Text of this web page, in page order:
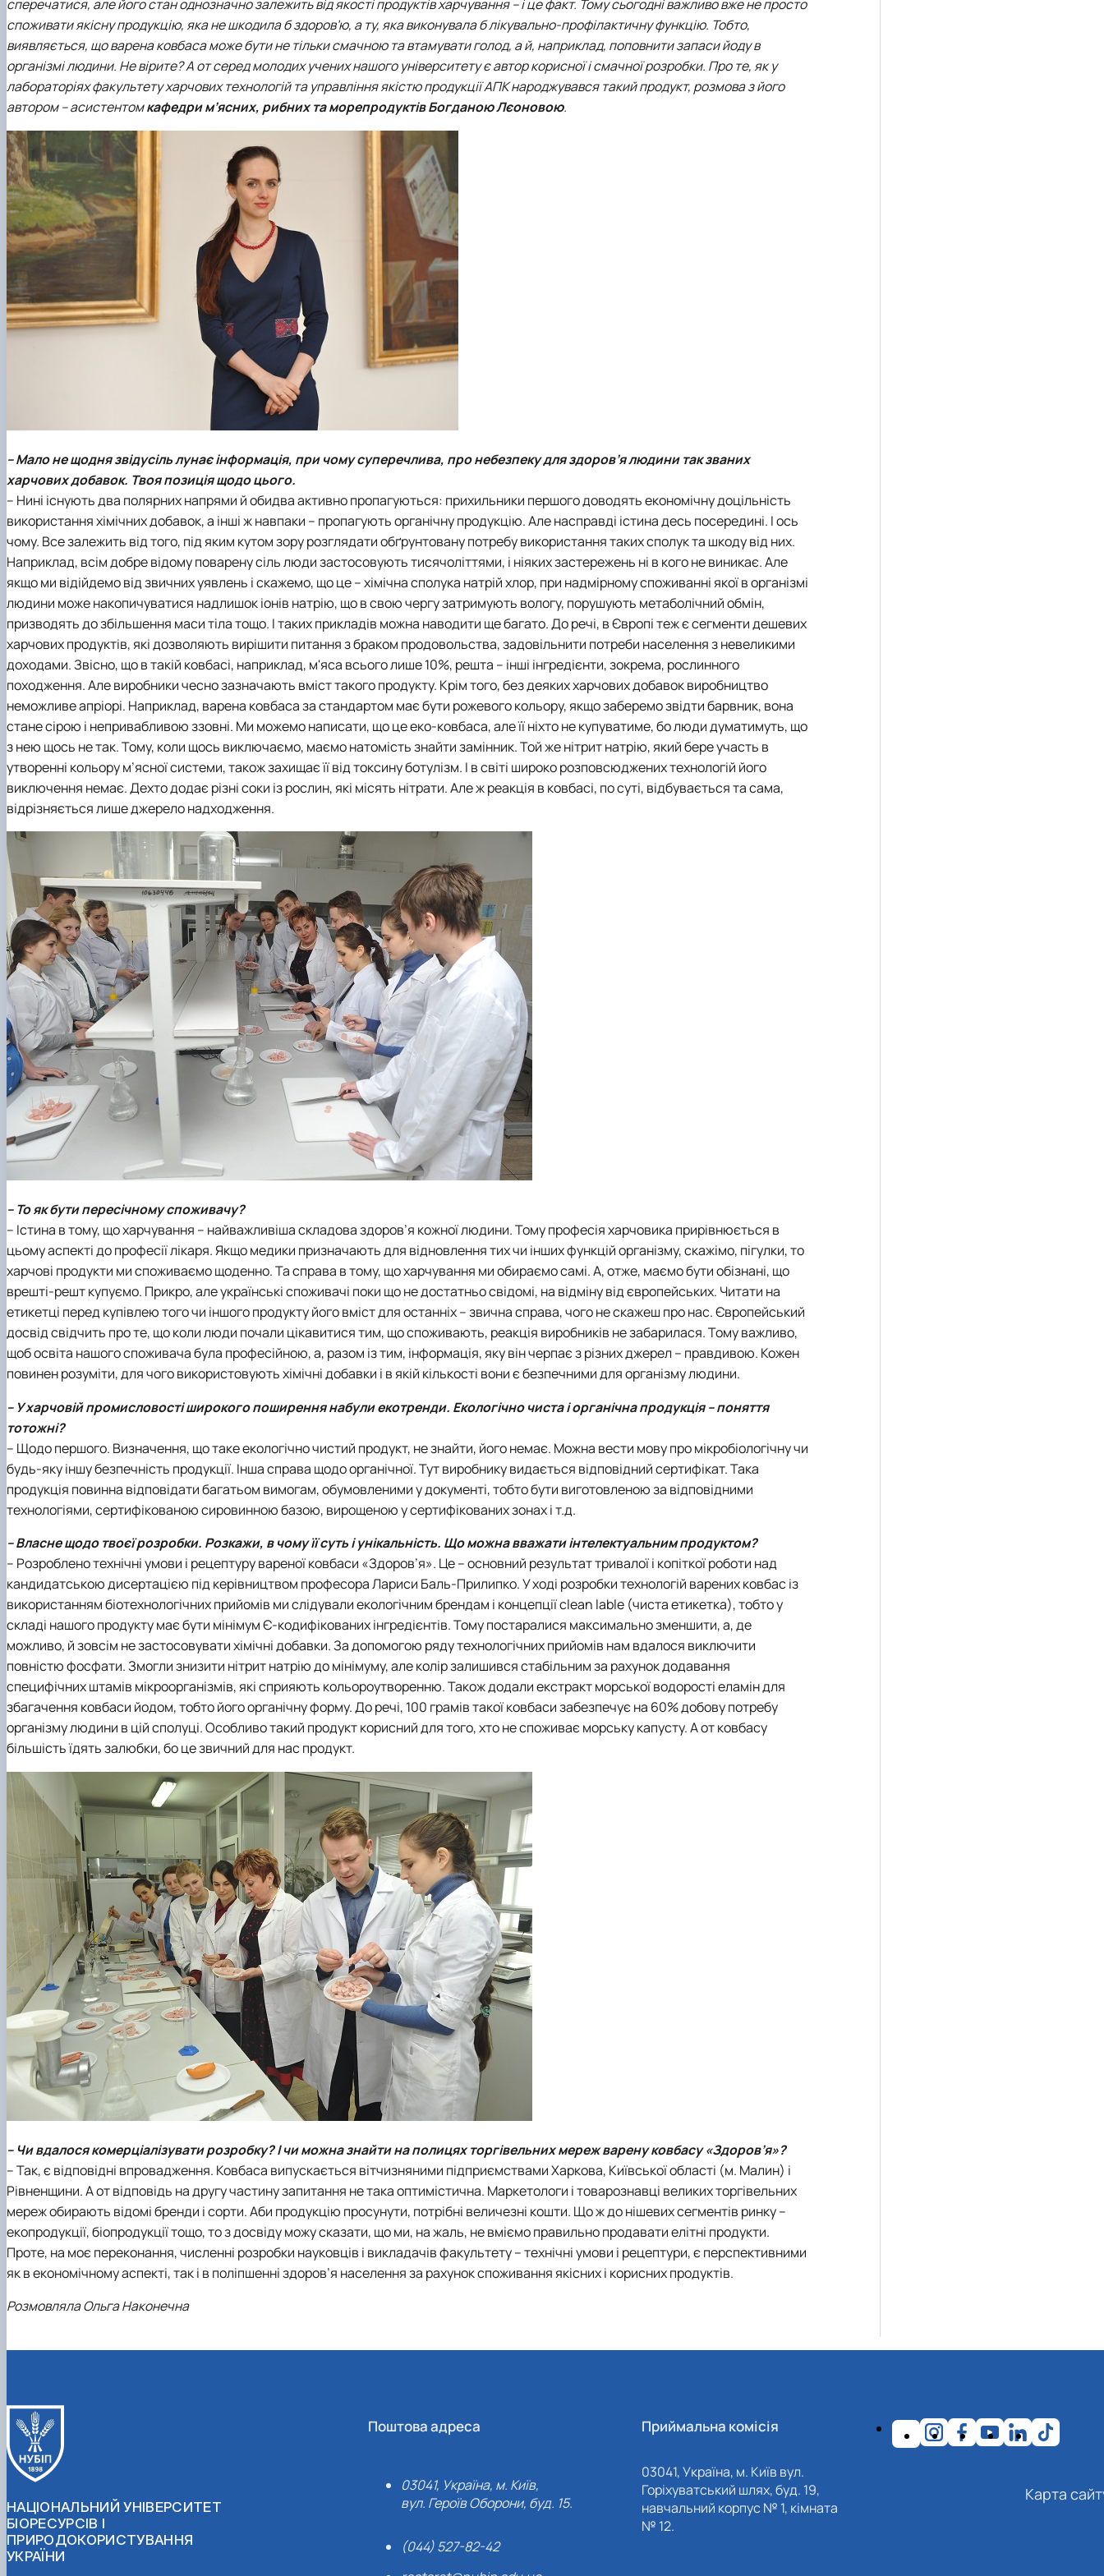
сперечатися, але його стан однозначно залежить від якості продуктів харчування – і це факт. Тому сьогодні важливо вже не просто
споживати якісну продукцію, яка не шкодила б здоров’ю, а ту, яка виконувала б лікувально-профілактичну функцію. Тобто,
виявляється, що варена ковбаса може бути не тільки смачною та втамувати голод, а й, наприклад, поповнити запаси йоду в
організмі людини. Не вірите? А от серед молодих учених нашого університету є автор корисної і смачної розробки. Про те, як у
лабораторіях факультету харчових технологій та управління якістю продукції АПК народжувався такий продукт, розмова з його
автором – асистентомкафедри м’ясних, рибних та морепродуктівБогданою Лєоновою.
– Мало не щодня звідусіль лунає інформація, при чому суперечлива, про небезпеку для здоров’я людини так званих
харчових добавок. Твоя позиція щодо цього.
– Нині існують два полярних напрями й обидва активно пропагуються: прихильники першого доводять економічну доцільність
використання хімічних добавок, а інші ж навпаки – пропагують органічну продукцію. Але насправді істина десь посередині. І ось
чому. Все залежить від того, під яким кутом зору розглядати обґрунтовану потребу використання таких сполук та шкоду від них.
Наприклад, всім добре відому поварену сіль люди застосовують тисячоліттями, і ніяких застережень ні в кого не виникає. Але
якщо ми відійдемо від звичних уявлень і скажемо, що це – хімічна сполука натрій хлор, при надмірному споживанні якої в організмі
людини може накопичуватися надлишок іонів натрію, що в свою чергу затримують вологу, порушують метаболічний обмін,
призводять до збільшення маси тіла тощо. І таких прикладів можна наводити ще багато. До речі, в Європі теж є сегменти дешевих
харчових продуктів, які дозволяють вирішити питання з браком продовольства, задовільнити потреби населення з невеликими
доходами. Звісно, що в такій ковбасі, наприклад, м'яса всього лише 10%, решта – інші інгредієнти, зокрема, рослинного
походження. Але виробники чесно зазначають вміст такого продукту. Крім того, без деяких харчових добавок виробництво
неможливе апріорі. Наприклад, варена ковбаса за стандартом має бути рожевого кольору, якщо заберемо звідти барвник, вона
стане сірою і непривабливою ззовні. Ми можемо написати, що це еко-ковбаса, але її ніхто не купуватиме, бо люди думатимуть, що
з нею щось не так. Тому, коли щось виключаємо, маємо натомість знайти замінник. Той же нітрит натрію, який бере участь в
утворенні кольору м’ясної системи, також захищає її від токсину ботулізм. І в світі широко розповсюджених технологій його
виключення немає. Дехто додає різні соки із рослин, які місять нітрати. Але ж реакція в ковбасі, по суті, відбувається та сама,
відрізняється лише джерело надходження.
– То як бути пересічному споживачу?
– Істина в тому, що харчування – найважливіша складова здоров’я кожної людини. Тому професія харчовика прирівнюється в
цьому аспекті до професії лікаря. Якщо медики призначають для відновлення тих чи інших функцій організму, скажімо, пігулки, то
харчові продукти ми споживаємо щоденно. Та справа в тому, що харчування ми обираємо самі. А, отже, маємо бути обізнані, що
врешті-решт купуємо. Прикро, але українські споживачі поки що не достатньо свідомі, на відміну від європейських. Читати на
етикетці перед купівлею того чи іншого продукту його вміст для останніх – звична справа, чого не скажеш про нас. Європейський
досвід свідчить про те, що коли люди почали цікавитися тим, що споживають, реакція виробників не забарилася. Тому важливо,
щоб освіта нашого споживача була професійною, а, разом із тим, інформація, яку він черпає з різних джерел – правдивою. Кожен
повинен розуміти, для чого використовують хімічні добавки і в якій кількості вони є безпечними для організму людини.
– У харчовій промисловості широкого поширення набули екотренди. Екологічно чиста і органічна продукція – поняття
тотожні?
– Щодо першого. Визначення, що таке екологічно чистий продукт, не знайти, його немає. Можна вести мову про мікробіологічну чи
будь-яку іншу безпечність продукції. Інша справа щодо органічної. Тут виробнику видається відповідний сертифікат. Така
продукція повинна відповідати багатьом вимогам, обумовленими у документі, тобто бути виготовленою за відповідними
технологіями, сертифікованою сировинною базою, вирощеною у сертифікованих зонах і т.д.
– Власне щодо твоєї розробки. Розкажи, в чому її суть і унікальність. Що можна вважати інтелектуальним продуктом?
– Розроблено технічні умови і рецептуру вареної ковбаси «Здоров’я». Це – основний результат тривалої і копіткої роботи над
кандидатською дисертацією під керівництвом професора Лариси Баль-Прилипко. У ході розробки технологій варених ковбас із
використанням біотехнологічних прийомів ми слідували екологічним брендам і концепції clean lable (чиста етикетка), тобто у
складі нашого продукту має бути мінімум Є-кодифікованих інгредієнтів. Тому постаралися максимально зменшити, а, де
можливо, й зовсім не застосовувати хімічні добавки. За допомогою ряду технологічних прийомів нам вдалося виключити
повністю фосфати. Змогли знизити нітрит натрію до мінімуму, але колір залишився стабільним за рахунок додавання
специфічних штамів мікроорганізмів, які сприяють кольороутворенню. Також додали екстракт морської водорості еламін для
збагачення ковбаси йодом, тобто його органічну форму. До речі, 100 грамів такої ковбаси забезпечує на 60% добову потребу
організму людини в цій сполуці. Особливо такий продукт корисний для того, хто не споживає морську капусту. А от ковбасу
більшість їдять залюбки, бо це звичний для нас продукт.
– Чи вдалося комерціалізувати розробку? І чи можна знайти на полицях торгівельних мереж варену ковбасу «Здоров’я»?
– Так, є відповідні впровадження. Ковбаса випускається вітчизняними підприємствами Харкова, Київської області (м. Малин) і
Рівненщини. А от відповідь на другу частину запитання не така оптимістична. Маркетологи і товарознавці великих торгівельних
мереж обирають відомі бренди і сорти. Аби продукцію просунути, потрібні величезні кошти. Що ж до нішевих сегментів ринку –
екопродукції, біопродукції тощо, то з досвіду можу сказати, що ми, на жаль, не вміємо правильно продавати елітні продукти.
Проте, на моє переконання, численні розробки науковців і викладачів факультету – технічні умови і рецептури, є перспективними
як в економічному аспекті, так і в поліпшенні здоров’я населення за рахунок споживання якісних і корисних продуктів.
Розмовляла Ольга Наконечна
НАЦІОНАЛЬНИЙ УНІВЕРСИТЕТ
БІОРЕСУРСІВ І
ПРИРОДОКОРИСТУВАННЯ
УКРАЇНИ
Поштова адреса
03041, Україна, м. Київ,
вул. Героїв Оборони, буд. 15.
(044) 527-82-42
Приймальна комісія
03041, Україна, м. Київ вул.
Горіхуватський шлях, буд. 19,
навчальний корпус № 1, кімната
№ 12.
Карта